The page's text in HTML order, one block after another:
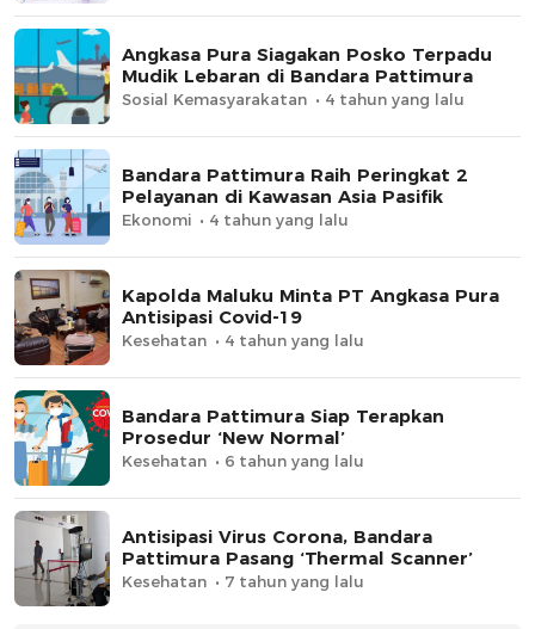
Angkasa Pura Siagakan Posko Terpadu
Mudik Lebaran di Bandara Pattimura
Sosial Kemasyarakatan 4 tahun yang lalu
Bandara Pattimura Raih Peringkat 2
Pelayanan di Kawasan Asia Pasifik
Ekonomi 4 tahun yang lalu
Kapolda Maluku Minta PT Angkasa Pura
Antisipasi Covid-19
Kesehatan 4 tahun yang lalu
Bandara Pattimura Siap Terapkan
Prosedur ‘New Normal’
Kesehatan 6 tahun yang lalu
Antisipasi Virus Corona, Bandara
Pattimura Pasang ‘Thermal Scanner’
Kesehatan 7 tahun yang lalu